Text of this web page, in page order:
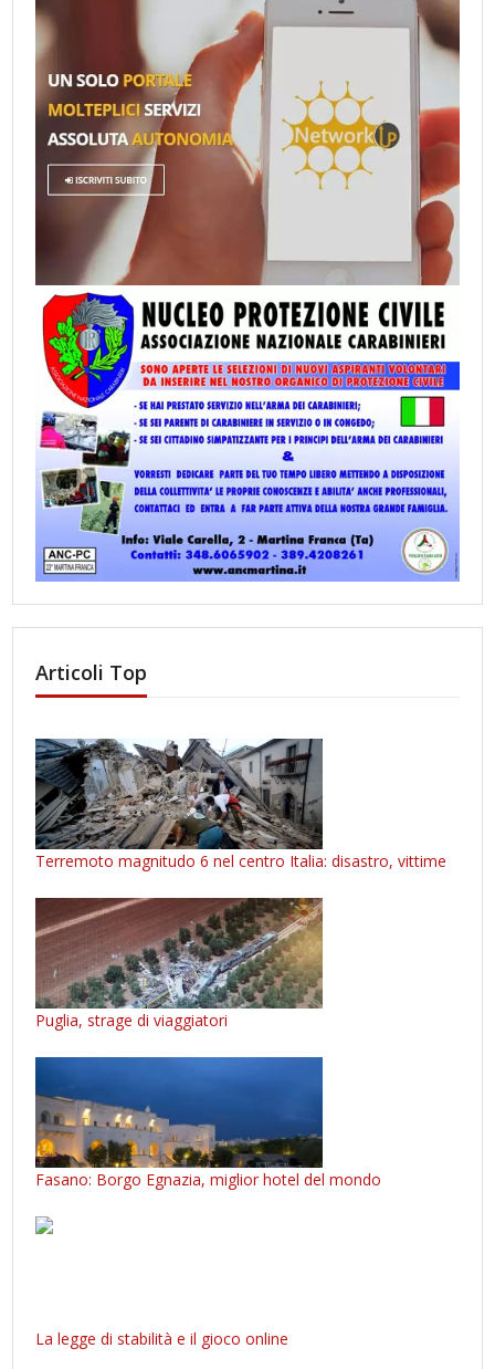
Articoli Top
Terremoto magnitudo 6 nel centro Italia: disastro, vittime
Puglia, strage di viaggiatori
Fasano: Borgo Egnazia, miglior hotel del mondo
La legge di stabilità e il gioco online